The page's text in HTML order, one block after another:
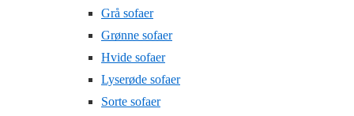
Grå sofaer
Grønne sofaer
Hvide sofaer
Lyserøde sofaer
Sorte sofaer